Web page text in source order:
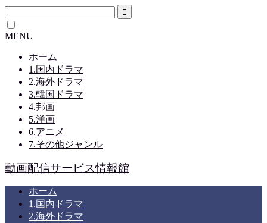
MENU
ホーム
1.国内ドラマ
2.海外ドラマ
3.韓国ドラマ
4.邦画
5.洋画
6.アニメ
7.その他ジャンル
動画配信サービス情報館
ホーム
1.国内ドラマ
2.海外ドラマ